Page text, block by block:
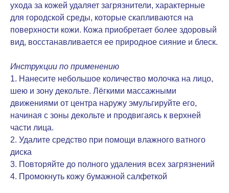
ухода за кожей удаляет загрязнители, характерные
для городской среды, которые скапливаются на
поверхности кожи. Кожа приобретает более здоровый
вид, восстанавливается ее природное сияние и блеск.
Инструкции по применению
1. Нанесите небольшое количество молочка на лицо,
шею и зону декольте. Лёгкими массажными
движениями от центра наружу эмульгируйте его,
начиная с зоны декольте и продвигаясь к верхней
части лица.
2. Удалите средство при помощи влажного ватного
диска
3. Повторяйте до полного удаления всех загрязнений
4. Промокнуть кожу бумажной салфеткой